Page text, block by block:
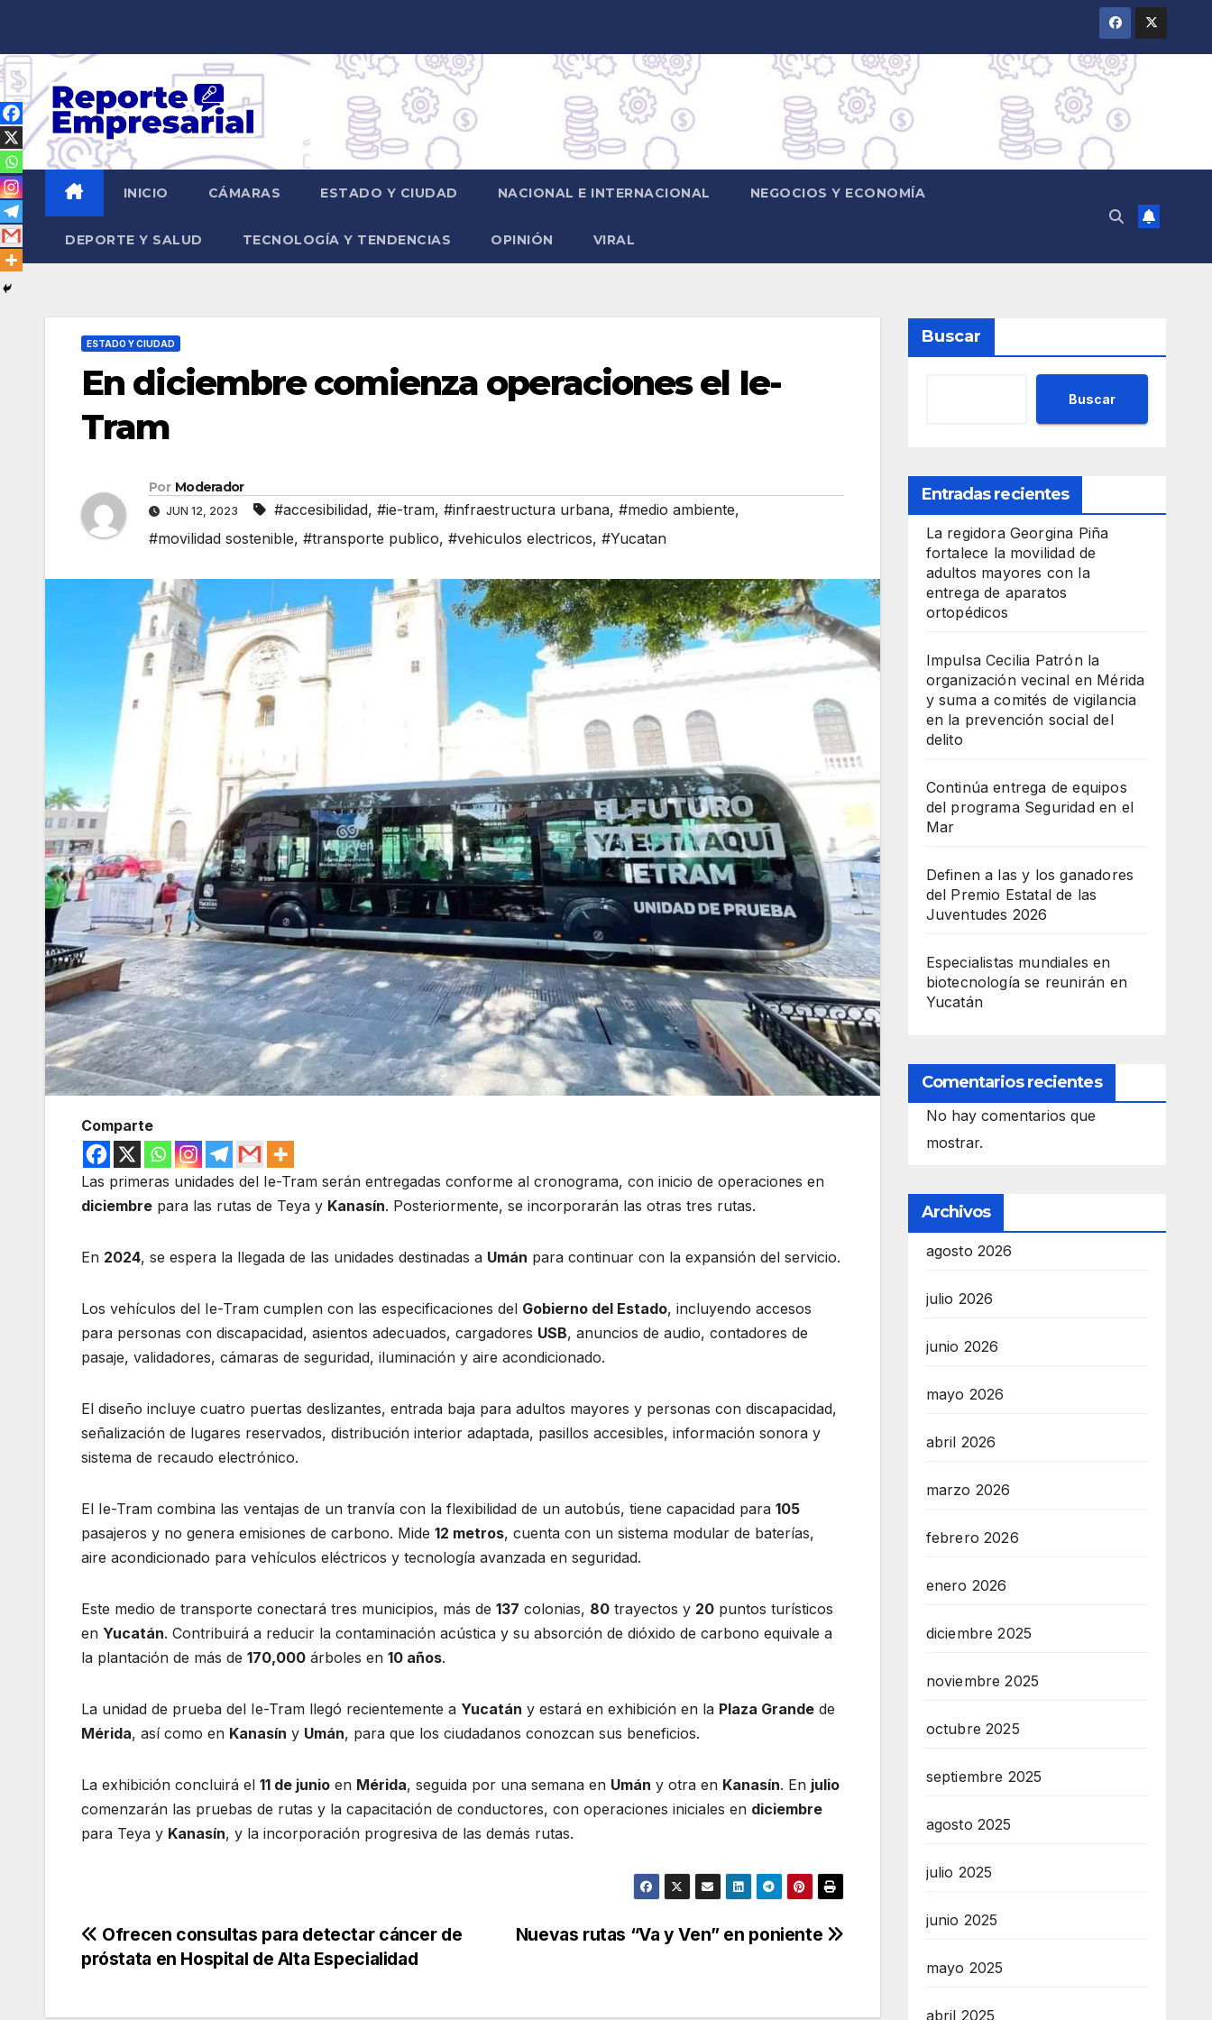
contenido
INICIO CÁMARAS ESTADO Y CIUDAD NACIONAL E INTERNACIONAL NEGOCIOS Y ECONOMÍA
DEPORTE Y SALUD TECNOLOGÍA Y TENDENCIAS OPINIÓN VIRAL
ESTADO Y CIUDAD
En diciembre comienza operaciones el Ie-
Tram
Por Moderador
JUN 12, 2023 #accesibilidad, #ie-tram, #infraestructura urbana, #medio ambiente,
#movilidad sostenible, #transporte publico, #vehiculos electricos, #Yucatan
Comparte
Las primeras unidades del Ie-Tram serán entregadas conforme al cronograma, con inicio de operaciones en
diciembre para las rutas de Teya y Kanasín. Posteriormente, se incorporarán las otras tres rutas.
En 2024, se espera la llegada de las unidades destinadas a Umán para continuar con la expansión del servicio.
Los vehículos del Ie-Tram cumplen con las especificaciones del Gobierno del Estado, incluyendo accesos
para personas con discapacidad, asientos adecuados, cargadores USB, anuncios de audio, contadores de
pasaje, validadores, cámaras de seguridad, iluminación y aire acondicionado.
El diseño incluye cuatro puertas deslizantes, entrada baja para adultos mayores y personas con discapacidad,
señalización de lugares reservados, distribución interior adaptada, pasillos accesibles, información sonora y
sistema de recaudo electrónico.
El Ie-Tram combina las ventajas de un tranvía con la flexibilidad de un autobús, tiene capacidad para 105
pasajeros y no genera emisiones de carbono. Mide 12 metros, cuenta con un sistema modular de baterías,
aire acondicionado para vehículos eléctricos y tecnología avanzada en seguridad.
Este medio de transporte conectará tres municipios, más de 137 colonias, 80 trayectos y 20 puntos turísticos
en Yucatán. Contribuirá a reducir la contaminación acústica y su absorción de dióxido de carbono equivale a
la plantación de más de 170,000 árboles en 10 años.
La unidad de prueba del Ie-Tram llegó recientemente a Yucatán y estará en exhibición en la Plaza Grande de
Mérida, así como en Kanasín y Umán, para que los ciudadanos conozcan sus beneficios.
La exhibición concluirá el 11 de junio en Mérida, seguida por una semana en Umán y otra en Kanasín. En julio
comenzarán las pruebas de rutas y la capacitación de conductores, con operaciones iniciales en diciembre
para Teya y Kanasín, y la incorporación progresiva de las demás rutas.
Navegación
de
Nuevas rutas “Va y Ven” en poniente
Ofrecen consultas para detectar cáncer de
próstata en Hospital de Alta Especialidad
Buscar
Buscar
Entradas recientes
La regidora Georgina Piña
fortalece la movilidad de
adultos mayores con la
entrega de aparatos
ortopédicos
Impulsa Cecilia Patrón la
organización vecinal en Mérida
y suma a comités de vigilancia
en la prevención social del
delito
Continúa entrega de equipos
del programa Seguridad en el
Mar
Definen a las y los ganadores
del Premio Estatal de las
Juventudes 2026
Especialistas mundiales en
biotecnología se reunirán en
Yucatán
Comentarios recientes
No hay comentarios que
mostrar.
Archivos
agosto 2026
julio 2026
junio 2026
mayo 2026
abril 2026
marzo 2026
febrero 2026
enero 2026
diciembre 2025
noviembre 2025
octubre 2025
septiembre 2025
agosto 2025
julio 2025
junio 2025
mayo 2025
abril 2025